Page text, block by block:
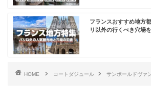
フランスおすすめ地方
リ以外の行くべき穴場
HOME コートダジュール サンポールドヴァ